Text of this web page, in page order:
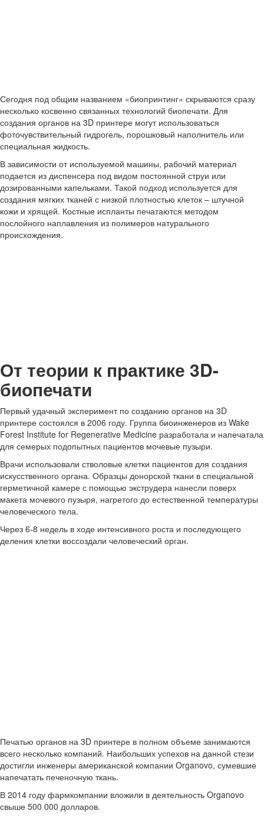
Сегодня под общим названием «биопринтинг» скрываются сразу
несколько косвенно связанных технологий биопечати. Для
создания органов на 3D принтере могут использоваться
фоточувствительный гидрогель, порошковый наполнитель или
специальная жидкость.
В зависимости от используемой машины, рабочий материал
подается из диспенсера под видом постоянной струи или
дозированными капельками. Такой подход используется для
создания мягких тканей с низкой плотностью клеток – штучной
кожи и хрящей. Костные испланты печатаются методом
послойного наплавления из полимеров натурального
происхождения.
От теории к практике 3D-
биопечати
Первый удачный эксперимент по созданию органов на 3D
принтере состоялся в 2006 году. Группа биоинженеров из Wake
Forest Institute for Regenerative Medicine разработала и напечатала
для семерых подопытных пациентов мочевые пузыри.
Врачи использовали стволовые клетки пациентов для создания
искусственного органа. Образцы донорской ткани в специальной
герметичной камере с помощью экструдера нанесли поверх
макета мочевого пузыря, нагретого до естественной температуры
человеческого тела.
Через 6-8 недель в ходе интенсивного роста и последующего
деления клетки воссоздали человеческий орган.
Печатью органов на 3D принтере в полном объеме занимаются
всего несколько компаний. Наибольших успехов на данной стези
достигли инженеры американской компании Organovo, сумевшие
напечатать печеночную ткань.
В 2014 году фармкомпании вложили в деятельность Organovo
свыше 500 000 долларов.